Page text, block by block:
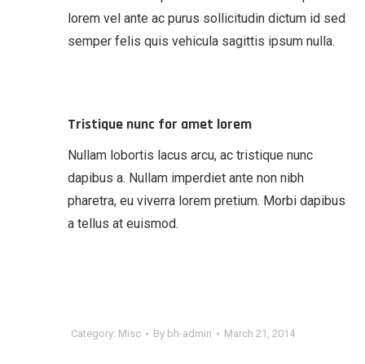
lorem vel ante ac purus sollicitudin dictum id sed
semper felis quis vehicula sagittis ipsum nulla.
Tristique nunc for amet lorem
Nullam lobortis lacus arcu, ac tristique nunc
dapibus a. Nullam imperdiet ante non nibh
pharetra, eu viverra lorem pretium. Morbi dapibus
a tellus at euismod.
Category: Misc By bh-admin March 21, 2014